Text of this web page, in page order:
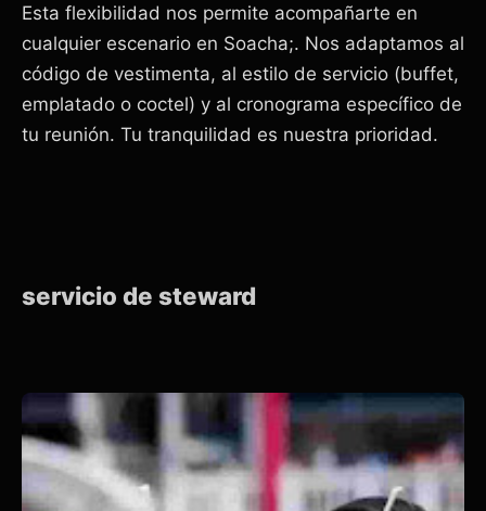
Esta flexibilidad nos permite acompañarte en
cualquier escenario en Soacha;. Nos adaptamos al
código de vestimenta, al estilo de servicio (buffet,
emplatado o coctel) y al cronograma específico de
tu reunión. Tu tranquilidad es nuestra prioridad.
servicio de steward